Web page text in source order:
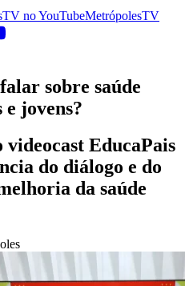
noYouTubeMetrópolesTV
sobre saúde
jovens?
EducaPais
do diálogo e do
da saúde